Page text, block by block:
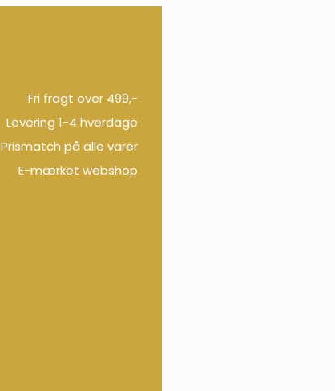
Fri fragt over 499,-
Levering 1-4 hverdage
Prismatch på alle varer
E-mærket webshop